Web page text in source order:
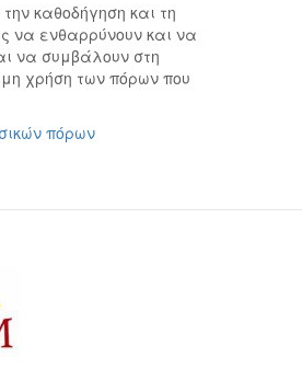
καθοδήγηση και τη
να ενθαρρύνουν και να
να συμβάλουν στη
χρήση των πόρων που
πόρων